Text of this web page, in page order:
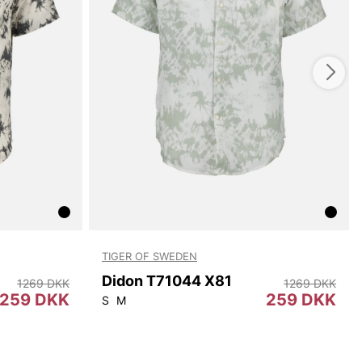
259 DKK
1269 DKK
TIGER OF SWEDEN
Didon T71044 X81
S M 259 DKK
1269 DKK